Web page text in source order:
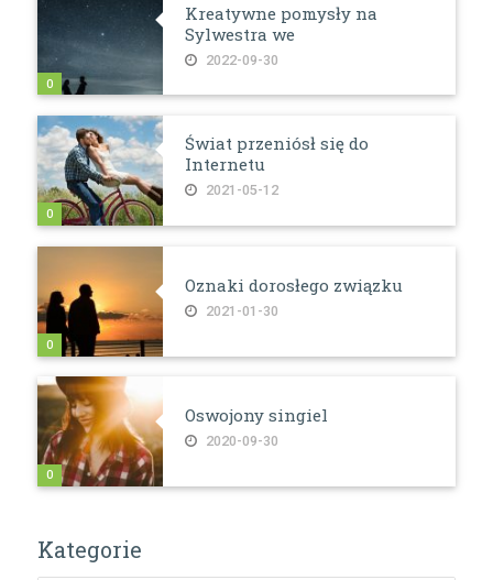
Kreatywne pomysły na
Sylwestra we
2022-09-30
0
Świat przeniósł się do
Internetu
2021-05-12
0
Oznaki dorosłego związku
2021-01-30
0
Oswojony singiel
2020-09-30
0
Kategorie